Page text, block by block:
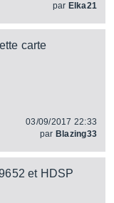
par Elka21
carte
03/09/2017 22:33
par Blazing33
et HDSP